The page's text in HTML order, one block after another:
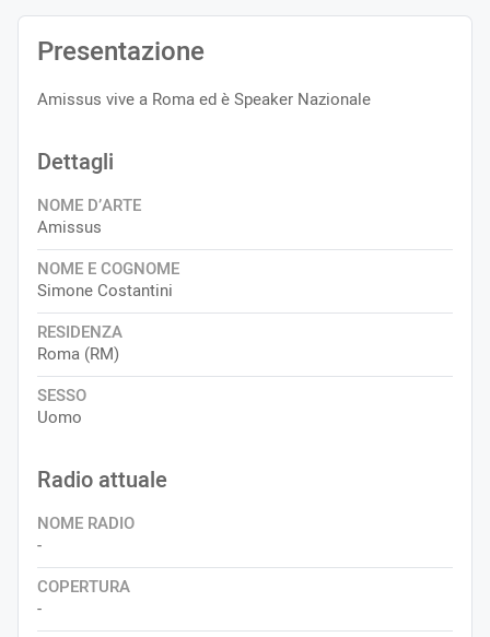
Presentazione
Amissus vive a Roma ed è Speaker Nazionale
Dettagli
NOME D’ARTE
Amissus
NOME E COGNOME
Simone Costantini
RESIDENZA
Roma (RM)
SESSO
Uomo
Radio attuale
NOME RADIO
-
COPERTURA
-